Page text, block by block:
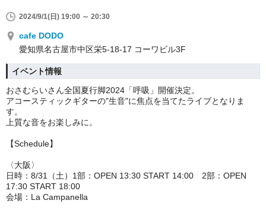
2024/9/1(日) 19:00 ～ 20:30
cafe DODO
愛知県名古屋市中区栄5-18-17 コーワビル3F
イベント情報
おさむらいさん全国夏行脚2024「呼吸」開催決定。
アコースティックギターの"生音"に焦点を当てたライブとなりま
す。
上質な音をお楽しみに。
【Schedule】
〈大阪〉
日時：8/31（土）1部：OPEN 13:30 START 14:00 2部：OPEN
17:30 START 18:00
会場：La Campanella